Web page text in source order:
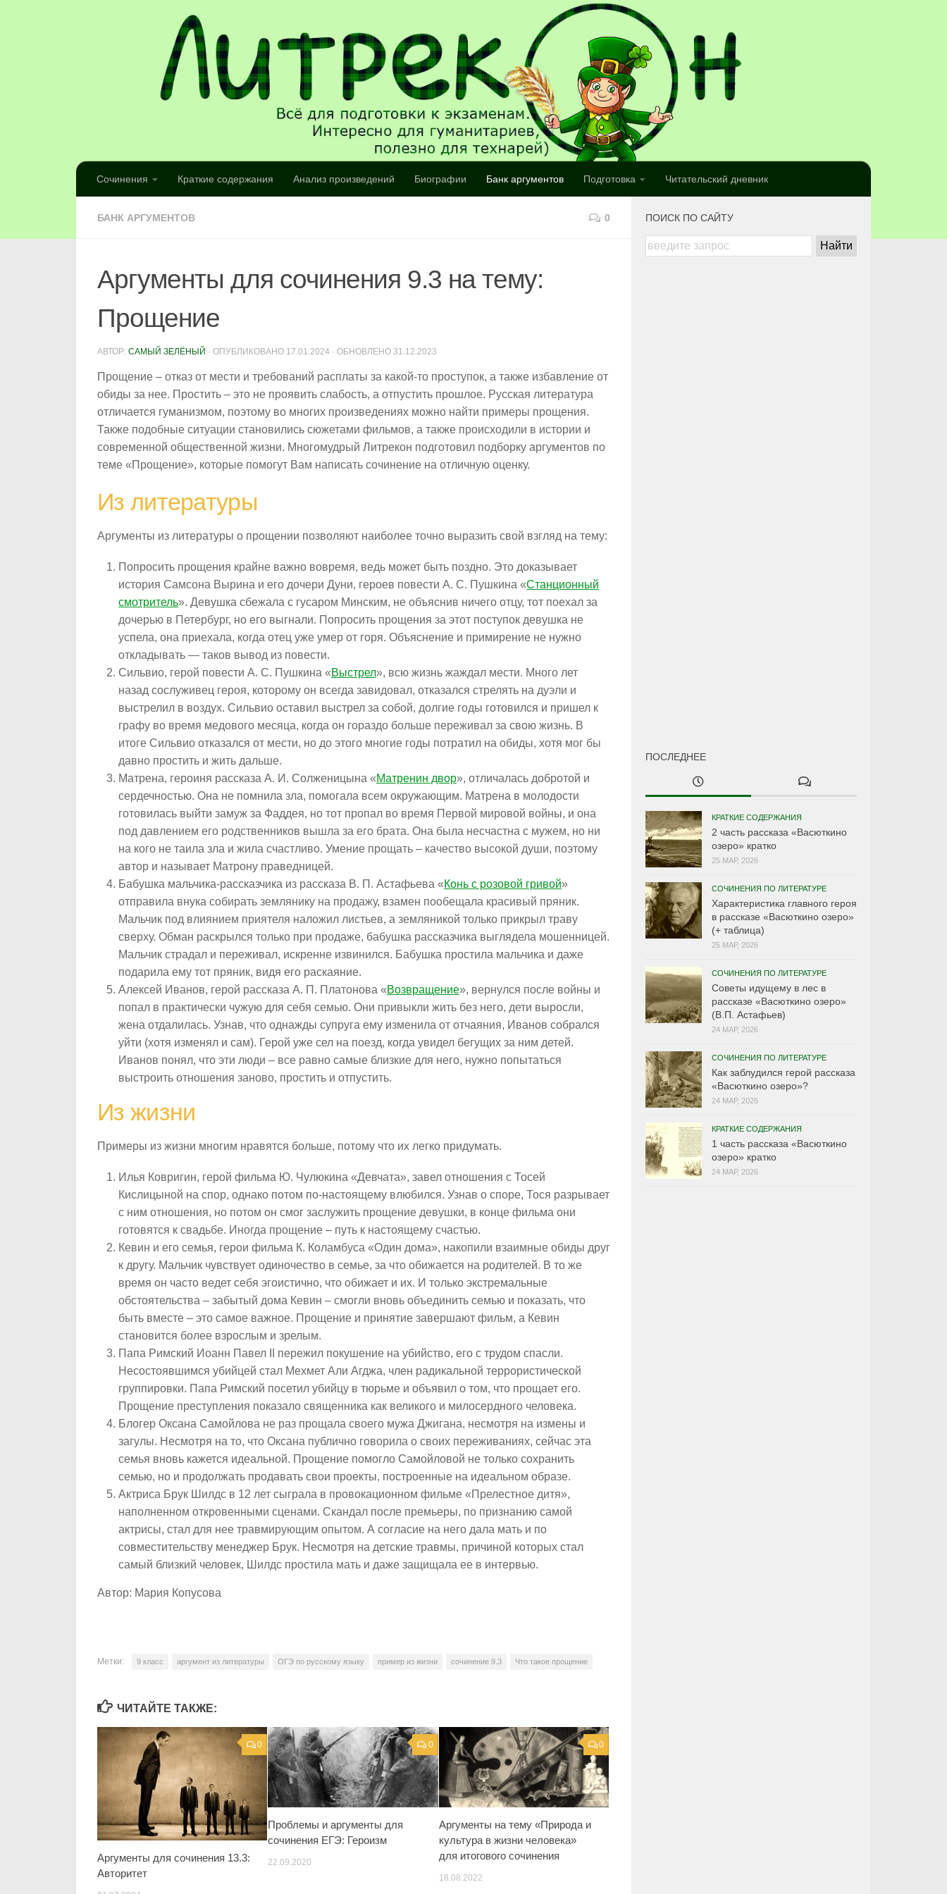
Сочинения Краткие содержания Анализ произведений Биографии Банк аргументов Подготовка Читательский дневник
БАНК АРГУМЕНТОВ 0
Аргументы для сочинения 9.3 на тему:
Прощение
АВТОР: САМЫЙ ЗЕЛЁНЫЙ · ОПУБЛИКОВАНО 17.01.2024 · ОБНОВЛЕНО 31.12.2023
Прощение – отказ от мести и требований расплаты за какой-то проступок, а также избавление от
обиды за нее. Простить – это не проявить слабость, а отпустить прошлое. Русская литература
отличается гуманизмом, поэтому во многих произведениях можно найти примеры прощения.
Также подобные ситуации становились сюжетами фильмов, а также происходили в истории и
современной общественной жизни. Многомудрый Литрекон подготовил подборку аргументов по
теме «Прощение», которые помогут Вам написать сочинение на отличную оценку.
Из литературы
Аргументы из литературы о прощении позволяют наиболее точно выразить свой взгляд на тему:
Попросить прощения крайне важно вовремя, ведь может быть поздно. Это доказывает
история Самсона Вырина и его дочери Дуни, героев повести А. С. Пушкина «Станционный
смотритель». Девушка сбежала с гусаром Минским, не объяснив ничего отцу, тот поехал за
дочерью в Петербург, но его выгнали. Попросить прощения за этот поступок девушка не
успела, она приехала, когда отец уже умер от горя. Объяснение и примирение не нужно
откладывать — таков вывод из повести.
Сильвио, герой повести А. С. Пушкина «Выстрел», всю жизнь жаждал мести. Много лет
назад сослуживец героя, которому он всегда завидовал, отказался стрелять на дуэли и
выстрелил в воздух. Сильвио оставил выстрел за собой, долгие годы готовился и пришел к
графу во время медового месяца, когда он гораздо больше переживал за свою жизнь. В
итоге Сильвио отказался от мести, но до этого многие годы потратил на обиды, хотя мог бы
давно простить и жить дальше.
Матрена, героиня рассказа А. И. Солженицына «Матренин двор», отличалась добротой и
сердечностью. Она не помнила зла, помогала всем окружающим. Матрена в молодости
готовилась выйти замуж за Фаддея, но тот пропал во время Первой мировой войны, и она
под давлением его родственников вышла за его брата. Она была несчастна с мужем, но ни
на кого не таила зла и жила счастливо. Умение прощать – качество высокой души, поэтому
автор и называет Матрону праведницей.
Бабушка мальчика-рассказчика из рассказа В. П. Астафьева «Конь с розовой гривой»
отправила внука собирать землянику на продажу, взамен пообещала красивый пряник.
Мальчик под влиянием приятеля наложил листьев, а земляникой только прикрыл траву
сверху. Обман раскрылся только при продаже, бабушка рассказчика выглядела мошенницей.
Мальчик страдал и переживал, искренне извинился. Бабушка простила мальчика и даже
подарила ему тот пряник, видя его раскаяние.
Алексей Иванов, герой рассказа А. П. Платонова «Возвращение», вернулся после войны и
попал в практически чужую для себя семью. Они привыкли жить без него, дети выросли,
жена отдалилась. Узнав, что однажды супруга ему изменила от отчаяния, Иванов собрался
уйти (хотя изменял и сам). Герой уже сел на поезд, когда увидел бегущих за ним детей.
Иванов понял, что эти люди – все равно самые близкие для него, нужно попытаться
выстроить отношения заново, простить и отпустить.
Из жизни
Примеры из жизни многим нравятся больше, потому что их легко придумать.
Илья Ковригин, герой фильма Ю. Чулюкина «Девчата», завел отношения с Тосей
Кислицыной на спор, однако потом по-настоящему влюбился. Узнав о споре, Тося разрывает
с ним отношения, но потом он смог заслужить прощение девушки, в конце фильма они
готовятся к свадьбе. Иногда прощение – путь к настоящему счастью.
Кевин и его семья, герои фильма К. Коламбуса «Один дома», накопили взаимные обиды друг
к другу. Мальчик чувствует одиночество в семье, за что обижается на родителей. В то же
время он часто ведет себя эгоистично, что обижает и их. И только экстремальные
обстоятельства – забытый дома Кевин – смогли вновь объединить семью и показать, что
быть вместе – это самое важное. Прощение и принятие завершают фильм, а Кевин
становится более взрослым и зрелым.
Папа Римский Иоанн Павел II пережил покушение на убийство, его с трудом спасли.
Несостоявшимся убийцей стал Мехмет Али Агджа, член радикальной террористической
группировки. Папа Римский посетил убийцу в тюрьме и объявил о том, что прощает его.
Прощение преступления показало священника как великого и милосердного человека.
Блогер Оксана Самойлова не раз прощала своего мужа Джигана, несмотря на измены и
загулы. Несмотря на то, что Оксана публично говорила о своих переживаниях, сейчас эта
семья вновь кажется идеальной. Прощение помогло Самойловой не только сохранить
семью, но и продолжать продавать свои проекты, построенные на идеальном образе.
Актриса Брук Шилдс в 12 лет сыграла в провокационном фильме «Прелестное дитя»,
наполненном откровенными сценами. Скандал после премьеры, по признанию самой
актрисы, стал для нее травмирующим опытом. А согласие на него дала мать и по
совместительству менеджер Брук. Несмотря на детские травмы, причиной которых стал
самый близкий человек, Шилдс простила мать и даже защищала ее в интервью.
Автор: Мария Копусова
Метки: 9 класс аргумент из литературы ОГЭ по русскому языку пример из жизни сочинение 9.3 Что такое прощение
ЧИТАЙТЕ ТАКЖЕ:
0
Аргументы для сочинения 13.3:
Авторитет
0
Проблемы и аргументы для
сочинения ЕГЭ: Героизм
22.09.2020
0
Аргументы на тему «Природа и
культура в жизни человека»
для итогового сочинения
18.08.2022
ПОИСК ПО САЙТУ
ПОСЛЕДНЕЕ
КРАТКИЕ СОДЕРЖАНИЯ
2 часть рассказа «Васюткино
озеро» кратко
25 МАР, 2026
СОЧИНЕНИЯ ПО ЛИТЕРАТУРЕ
Характеристика главного героя
в рассказе «Васюткино озеро»
(+ таблица)
25 МАР, 2026
СОЧИНЕНИЯ ПО ЛИТЕРАТУРЕ
Советы идущему в лес в
рассказе «Васюткино озеро»
(В.П. Астафьев)
24 МАР, 2026
СОЧИНЕНИЯ ПО ЛИТЕРАТУРЕ
Как заблудился герой рассказа
«Васюткино озеро»?
24 МАР, 2026
КРАТКИЕ СОДЕРЖАНИЯ
1 часть рассказа «Васюткино
озеро» кратко
24 МАР, 2026